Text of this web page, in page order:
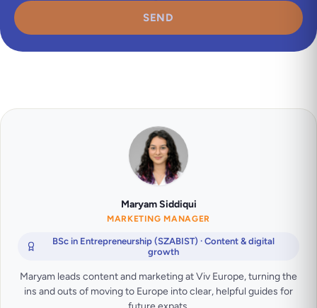
SEND
Maryam Siddiqui
MARKETING MANAGER
BSc in Entrepreneurship (SZABIST) · Content & digital
growth
Maryam leads content and marketing at Viv Europe, turning the
ins and outs of moving to Europe into clear, helpful guides for